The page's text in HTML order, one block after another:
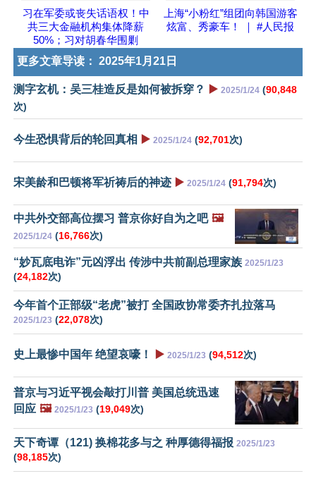
习在军委或丧失话语权！中
共三大金融机构集体降薪
50%；习对胡春华围剿
上海“小粉红”组团向韩国游客
炫富、秀豪车！ ｜ #人民报
更多文章导读： 2025年1月21日
测字玄机：吴三桂造反是如何被拆穿？ ▶️ 2025/1/24 (90,848
次)
今生恐惧背后的轮回真相 ▶️ 2025/1/24 (92,701次)
宋美龄和巴顿将军祈祷后的神迹 ▶️ 2025/1/24 (91,794次)
中共外交部高位摆习 普京你好自为之吧 🖼️
2025/1/24 (16,766次)
“妙瓦底电诈”元凶浮出 传涉中共前副总理家族 2025/1/23
(24,182次)
今年首个正部级“老虎”被打 全国政协常委齐扎拉落马
2025/1/23 (22,078次)
史上最惨中国年 绝望哀嚎！ ▶️ 2025/1/23 (94,512次)
普京与习近平视会敲打川普 美国总统迅速
回应 🖼️ 2025/1/23 (19,049次)
天下奇谭（121) 换棉花多与之 种厚德得福报 2025/1/23
(98,185次)